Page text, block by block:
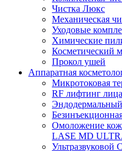
Чистка Люкс
Механическая
Уходовые
Химические
Косметический
Прокол ушей
Аппаратная
Микротоковая
RF лифтинг лица
Омоложение
LASE MD